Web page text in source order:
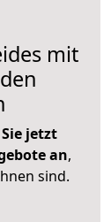
mit
jetzt
an,
sind.